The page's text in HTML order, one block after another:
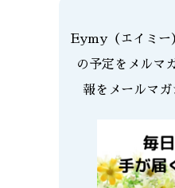
Eymy（エイミー
の予定をメルマ
報をメールマガ